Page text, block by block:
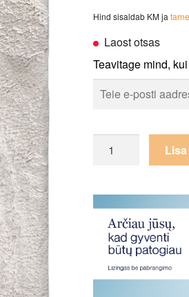
Hind sisaldab KM ja
Laost otsas
Teavitage mind,
Guy
Trivia
Perla
kogus